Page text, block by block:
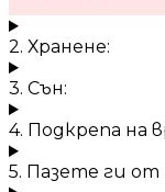
2. Хранене:
3. Сън:
4. Подкрепа на
5. Пазете ги